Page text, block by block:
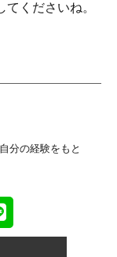
くださいね。
分の経験をもと